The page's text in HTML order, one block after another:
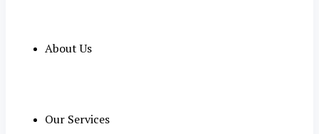
About Us
Our Services